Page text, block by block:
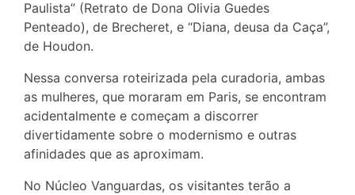
Paulista” (Retrato de Dona Olivia Guedes
Penteado), de Brecheret, e “Diana, deusa da Caça”,
de Houdon.
Nessa conversa roteirizada pela curadoria, ambas
as mulheres, que moraram em Paris, se encontram
acidentalmente e começam a discorrer
divertidamente sobre o modernismo e outras
afinidades que as aproximam.
No Núcleo Vanguardas, os visitantes terão a